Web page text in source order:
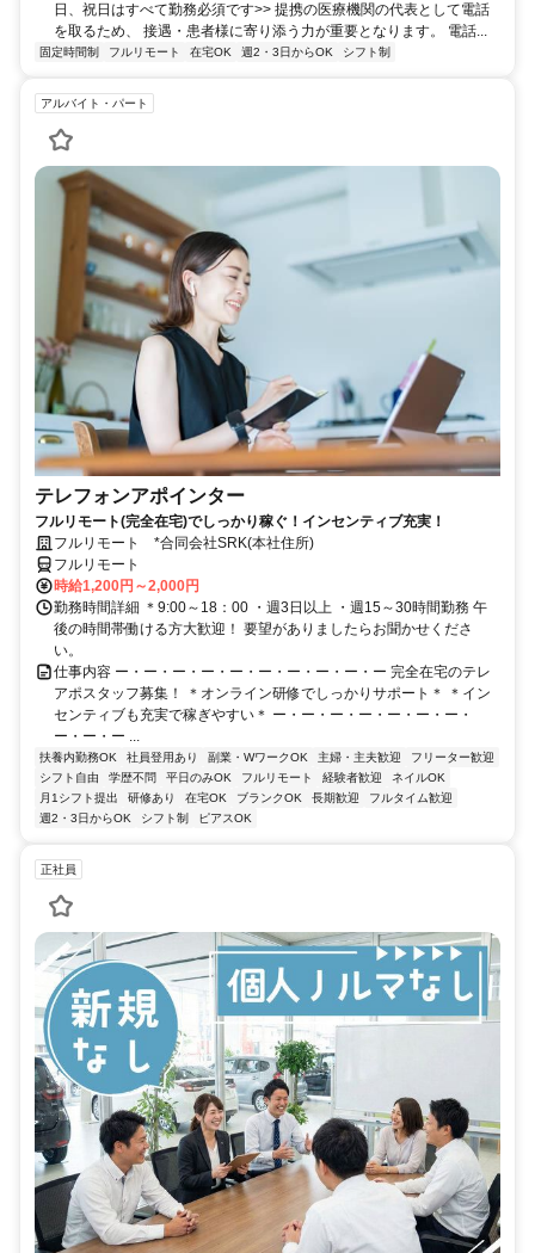
日、祝日はすべて勤務必須です>> 提携の医療機関の代表として電話
を取るため、 接遇・患者様に寄り添う力が重要となります。 電話...
固定時間制 フルリモート 在宅OK 週2・3日からOK シフト制
アルバイト・パート
テレフォンアポインター
フルリモート(完全在宅)でしっかり稼ぐ！インセンティブ充実！
フルリモート *合同会社SRK(本社住所)
フルリモート
時給1,200円～2,000円
勤務時間詳細 ＊9:00～18：00 ・週3日以上 ・週15～30時間勤務 午
後の時間帯働ける方大歓迎！ 要望がありましたらお聞かせくださ
い。
仕事内容 ー・ー・ー・ー・ー・ー・ー・ー・ー・ー 完全在宅のテレ
アポスタッフ募集！ ＊オンライン研修でしっかりサポート＊ ＊イン
センティブも充実で稼ぎやすい＊ ー・ー・ー・ー・ー・ー・ー・
ー・ー・ー ...
扶養内勤務OK 社員登用あり 副業・WワークOK 主婦・主夫歓迎
フリーター歓迎
シフト自由
学歴不問 平日のみOK フルリモート 経験者歓迎
ネイルOK
月1シフト提出
研修あり 在宅OK ブランクOK 長期歓迎
フルタイム歓迎
週2・3日からOK
シフト制 ピアスOK
正社員